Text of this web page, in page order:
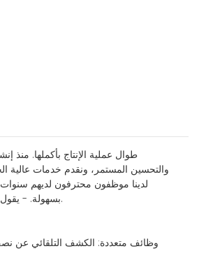
والتحسين المستمر، ونقدم خدمات عالية
لدينا موظفون محترفون لديهم
شركتنا، فلا تتردد في الاتصال بنا. سيسعد محترفونا بمساعدتك في أي وقت. أوصي بشدة بهذا المنتج لأي صاحب عمل صغير. إنه يساعدني في التعامل مع آلاف وحدات SKU بسهولة. - يقول أحد عملائنا.
وظائف متعددة: الكشف التلقائي عن نصف